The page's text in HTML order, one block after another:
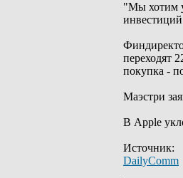
"Мы хотим
переходят
покупка -
Маэстри
В Apple
Источник:
DailyComm